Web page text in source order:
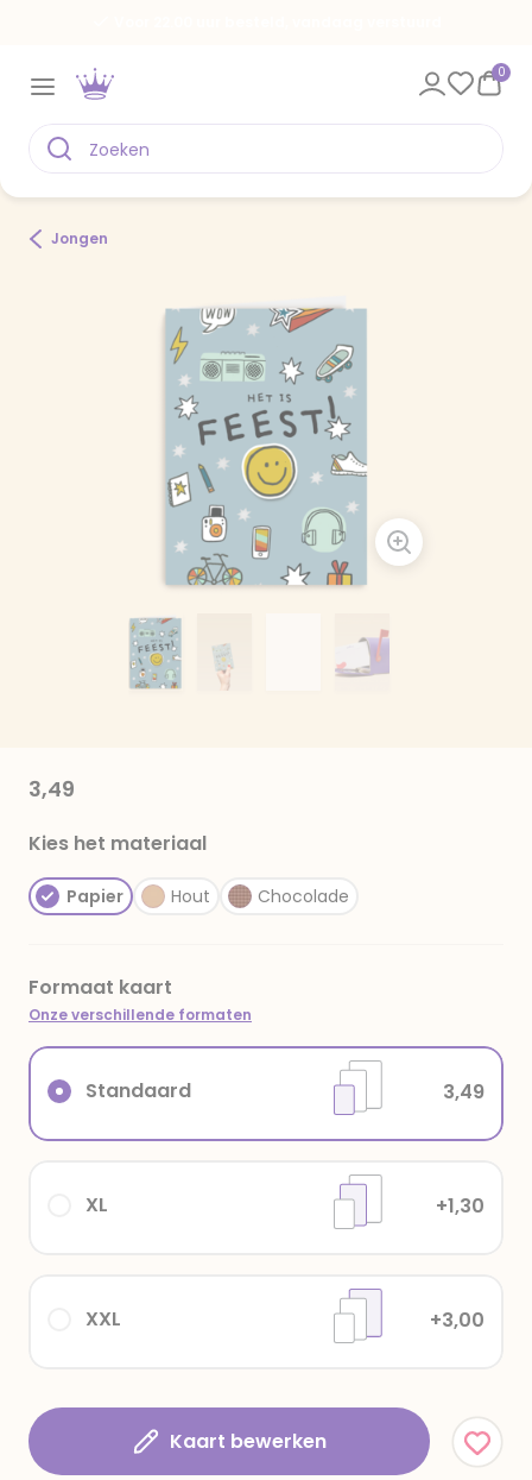
0
Jongen
3,49
Kies het materiaal
Papier Hout Chocolade
Formaat kaart
Onze verschillende formaten
XXL +3,00
XL +1,30
Standaard 3,49
Kaart bewerken